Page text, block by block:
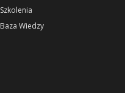
Szkolenia
Baza Wiedzy